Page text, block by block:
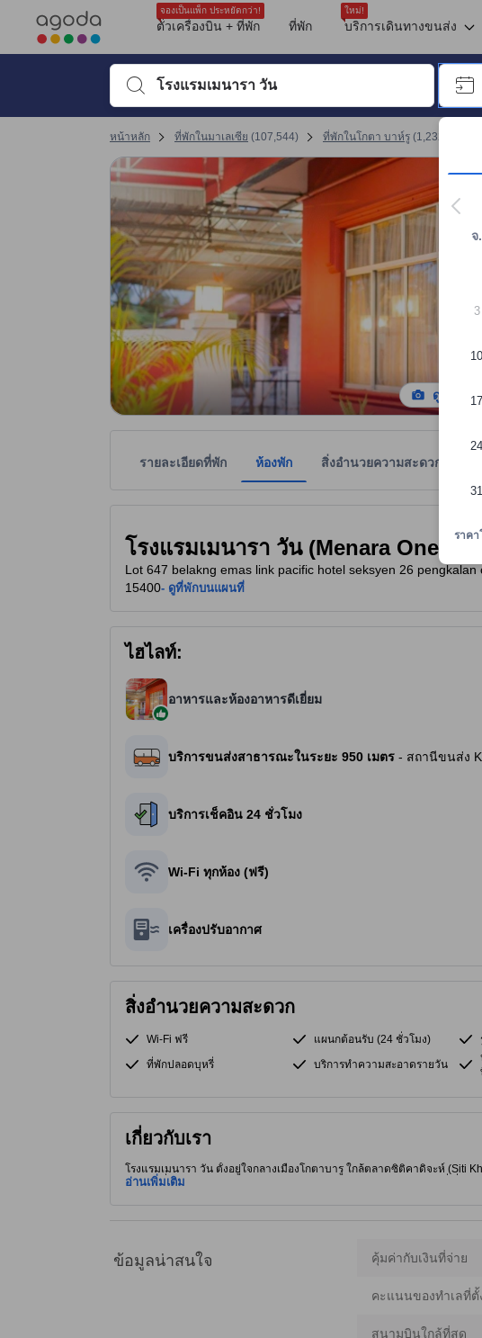
จองเป็นแพ็ก ประหยัดกว่า!
ตั๋วเครื่องบิน + ที่พัก ที่พัก
ใหม่!
บริการเดินทางขนส่ง
พิมพ์ชื่อที่พักหรือคำที่ต้องการค้นหา จากนั้นใช้ปุ่มลูกศรหรือปุ่ม Tab เพื่อเลื่
กด
จ.
3
10
17
24
31
ราคา
หน้าหลัก ที่พักในมาเลเซีย (107,544) ที่พักในโกตา บาห์รู (1,232
ดูรูปทั้งห
รายละเอียดที่พัก ห้องพัก สิ่งอำนวยความสะดวก
โรงแรมเมนารา วัน (Menara One
Lot 647 belakng emas link pacific hotel seksyen 26
15400- ดูที่พักบนแผนที่
ไฮไลท์:
อาหารและห้องอาหารดีเยี่ยม
บริการขนส่งสาธารณะในระยะ 950 เมตร - สถานีขนส่ง
บริการเช็คอิน 24 ชั่วโมง
Wi-Fi ทุกห้อง (ฟรี)
เครื่องปรับอากาศ
สิ่งอำนวยความสะดวก
Wi-Fi ฟรี แผนกต้อนรับ (24 ชั่วโมง)
ที่พักปลอดบุหรี่
บริการทำความสะอาดรายวัน
เกี่ยวกับเรา
โรงแรมเมนารา วัน ตั้งอยู่ใจกลางเมืองโกตาบารู ใกล้ตลาดซิติคาดิจะห์ (Siti
Besar) ที่มีความสำคัญทางประวัติศาสตร์ ห้องพักสะดวกสบายมีไว‑ไฟที่เชื่อถื
อ่านเพิ่มเติม
ข้อมูลน่าสนใจ คุ้มค่ากับเงินที่จ่าย
คะแนนของทำเลที่ตั้
สนามบินใกล้ที่สุด
รีวิวทั้งหมดของอโกด้ามาจากผู้เข้าพักจริง ซึ่งเขียนหลังจากการเดินทางไปเข้าพัก ดังนั้น
คะแนนรีวิวที่ได้รับล่าสุด
คะแนนรีวิว 10 ครั้งล่าสุดของที่พัก
8.0 10 9.6 10 2.8 9.6
ความสะอาด 7.4 เต็ม 10 คะแนน ถือว่าได้คะแนนสูงในโกตา บาห์รู
สิ่งอำนวยความสะดวก 7.2 เต็ม 10 คะแนน ถือว่าได้คะแนนสูงในโกตา บาห์รู
ทำเลที่ตั้ง 8 เต็ม 10 คะแนน ถือว่าได้คะแนนสูงในโกตา บาห์รู
ความสะดวกสบายและคุณภาพของห้องพัก 7.1 เต็ม 10 คะแนน ถือว่าได้คะแนนสูงในโกตา บาห์รู
การให้บริการของพนักงาน 8.3 เต็ม 10 คะแนน ถือว่าได้คะแนนสูงในโกตา บาห์รู
คุ้มค่ากับเงินที่จ่าย 8 เต็ม 10 คะแนน ถือว่าได้คะแนนสูงในโกตา บาห์รู
Mentioned in 32 reviews
Mentioned in 18 reviews
ความสะดวกสบายของห้องพัก
Mentioned in 13 reviews
Mentioned in 13 reviews
Mentioned in 11 reviews
Mentioned in 8 reviews
สิ่งอำนวยความสะดวกในห้องพัก
Mentioned in 8 reviews
Mentioned in 5 reviews
Mentioned in 5 reviews